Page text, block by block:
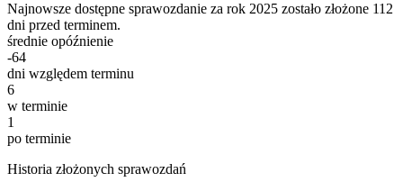
Najnowsze dostępne sprawozdanie za rok 2025 zostało złożone 112
dni przed terminem.
średnie opóźnienie
-64
dni względem terminu
6
w terminie
1
po terminie
Historia złożonych sprawozdań